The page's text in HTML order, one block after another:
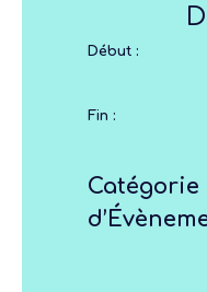
Début :
Fin :
Catégorie